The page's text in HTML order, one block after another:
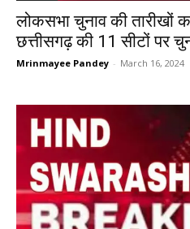
लोकसभा चुनाव की तारीखों
छत्तीसगढ़ की 11 सीटों पर
Mrinmayee Pandey - March 16, 2024